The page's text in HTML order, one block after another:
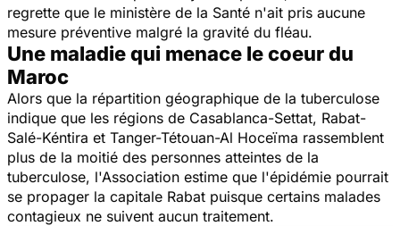
regrette que le ministère de la Santé n'ait pris aucune
mesure préventive malgré la gravité du fléau.
Une maladie qui menace le coeur du
Maroc
Alors que la répartition géographique de la tuberculose
indique que les régions de Casablanca-Settat, Rabat-
Salé-Kéntira et Tanger-Tétouan-Al Hoceïma rassemblent
plus de la moitié des personnes atteintes de la
tuberculose, l'Association estime que l'épidémie pourrait
se propager la capitale Rabat puisque certains malades
contagieux ne suivent aucun traitement.